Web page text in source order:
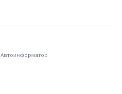
Автоинформатор